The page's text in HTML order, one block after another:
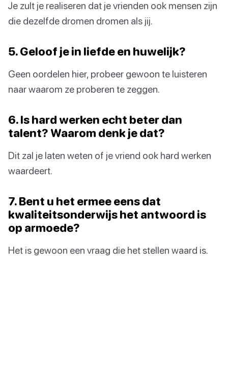
Je zult je realiseren dat je vrienden ook mensen zijn
die dezelfde dromen dromen als jij.
5. Geloof je in liefde en huwelijk?
Geen oordelen hier, probeer gewoon te luisteren
naar waarom ze proberen te zeggen.
6. Is hard werken echt beter dan
talent? Waarom denk je dat?
Dit zal je laten weten of je vriend ook hard werken
waardeert.
7. Bent u het ermee eens dat
kwaliteitsonderwijs het antwoord is
op armoede?
Het is gewoon een vraag die het stellen waard is.